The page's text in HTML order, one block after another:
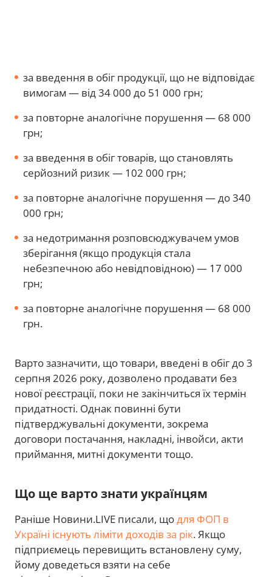
за введення в обіг продукції, що не відповідає
вимогам — від 34 000 до 51 000 грн;
за повторне аналогічне порушення — 68 000
грн;
за введення в обіг товарів, що становлять
серйозний ризик — 102 000 грн;
за повторне аналогічне порушення — до 340
000 грн;
за недотримання розповсюджувачем умов
зберігання (якщо продукція стала
небезпечною або невідповідною) — 17 000
грн;
за повторне аналогічне порушення — 68 000
грн.
Варто зазначити, що товари, введені в обіг до 3
серпня 2026 року, дозволено продавати без
нової реєстрації, поки не закінчиться їх термін
придатності. Однак повинні бути
підтверджувальні документи, зокрема
договори постачання, накладні, інвойси, акти
приймання, митні документи тощо.
Що ще варто знати українцям
Раніше Новини.LIVE писали, що для ФОП в
Україні існують ліміти доходів за рік. Якщо
підприємець перевищить встановлену суму,
йому доведеться взяти на себе